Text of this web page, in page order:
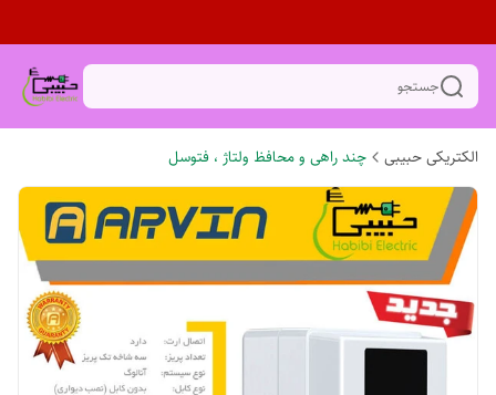
جستجو
الکتریکی حبیبی چند راهی و محافظ ولتاژ ، فتوسل